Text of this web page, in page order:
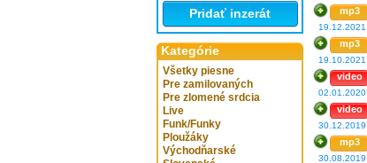
Pridať inzerát
Kategórie
Všetky piesne
Pre zamilovaných
Pre zlomené srdcia
Live
Funk/Funky
Ploužáky
Východňarské
mp3
19.12.2021
mp3
19.10.2021
video
02.01.2020
video
30.12.2019
mp3
30.08.2019